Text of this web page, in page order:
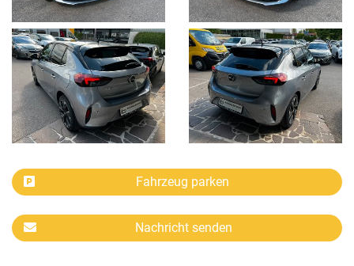
Fahrzeug parken
Nachricht senden